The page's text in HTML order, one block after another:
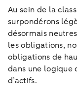
Au sein de la
surpondérons
désormais
les obligations,
obligations de
dans une logique
d’actifs.